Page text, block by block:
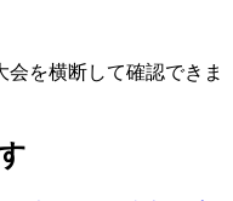
を横断して確認できま